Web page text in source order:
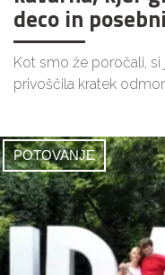
deco in
Kot smo že poročali,
privoščila kratek
POTOVANJE